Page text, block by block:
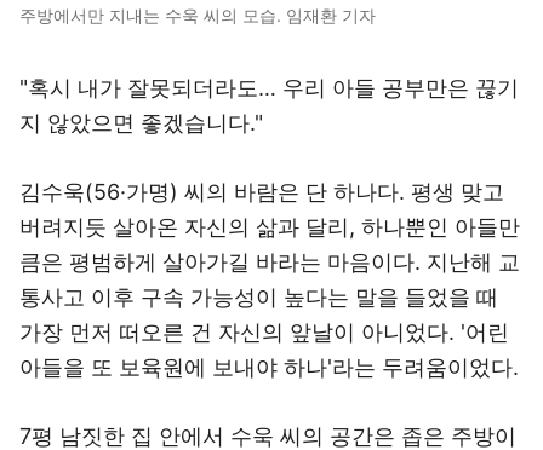
주방에서만 지내는 수욱 씨의 모습. 임재환 기자
"혹시 내가 잘못되더라도… 우리 아들 공부만은 끊기
지 않았으면 좋겠습니다."
김수욱(56·가명) 씨의 바람은 단 하나다. 평생 맞고
버려지듯 살아온 자신의 삶과 달리, 하나뿐인 아들만
큼은 평범하게 살아가길 바라는 마음이다. 지난해 교
통사고 이후 구속 가능성이 높다는 말을 들었을 때
가장 먼저 떠오른 건 자신의 앞날이 아니었다. '어린
아들을 또 보육원에 보내야 하나'라는 두려움이었다.
7평 남짓한 집 안에서 수욱 씨의 공간은 좁은 주방이